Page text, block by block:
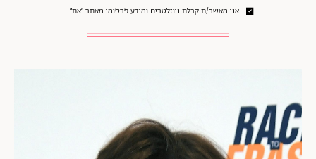
אני מאשר/ת קבלת ניוזלטרים ומידע פרסומי מאתר ״את״